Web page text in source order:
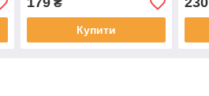
₴
Купити